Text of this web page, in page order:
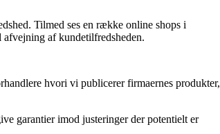
Tilmed ses en række online shops i
af kundetilfredsheden.
hvori vi publicerer firmaernes produkter,
garantier imod justeringer der potentielt er